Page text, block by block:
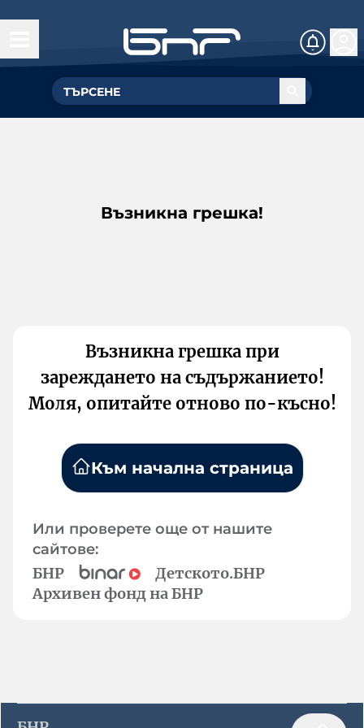
Възникна грешка!
Възникна грешка при
зареждането на съдържанието!
Моля, опитайте отново по-късно!
Към начална страница
Или проверете още от нашите
сайтове:
БНР
Детското.БНР
Архивен фонд на БНР